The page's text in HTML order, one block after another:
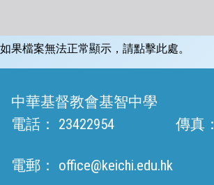
如果檔案無法正常顯示，請點擊此處。
中華基督教會基智中學
電話：
23422954 傳真：
電郵： office@keichi.edu.hk